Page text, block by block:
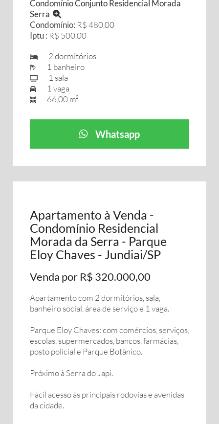
Condomínio Conjunto Residencial Morada
Serra
Condomínio: R$ 480,00
Iptu : R$ 500,00
2 dormitórios
1 banheiro
1 sala
1 vaga
66,00 m²
Whatsapp
Apartamento à Venda -
Condomínio Residencial
Morada da Serra - Parque
Eloy Chaves - Jundiai/SP
Venda por R$ 320.000,00
Apartamento com 2 dormitórios, sala,
banheiro social, área de serviço e 1 vaga.
Parque Eloy Chaves: com comércios, serviços,
escolas, supermercados, bancos, farmácias,
posto policial e Parque Botânico.
Próximo à Serra do Japi.
Fácil acesso às principais rodovias e avenidas
da cidade.